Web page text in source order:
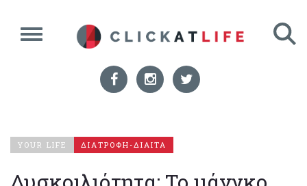
YOUR LIFE ΔΙΑΤΡΟΦΗ-ΔΙΑΙΤΑ